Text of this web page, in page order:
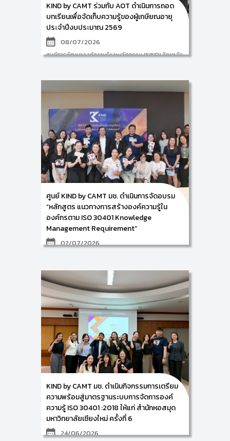
KIND by CAMT ร่วมกับ AOT ดำเนินการถอด
บทเรียนเพื่อจัดเก็บความรู้ของผู้เกษียณอายุ
ประจำปีงบประมาณ 2569
08/07/2026
ศูนย์การพัฒนาองค์ความรู้และนวัตกรรม (KIND) วิทยาลัย
คณบดี ด้านการพัฒนาองค์ความรู้ และการจัดการ
นวัตกรรม/หัวหน้าศูนย์ KIND ได้ดำเนินโครงการถอดบท
เรียนและจัดทำสื่อการถ่ายโอนและการจัดเก็บความรู้ของผู้
อากาศยานไทย จำกัด (มหาชน) (AOT) ในระหว่างวันที่ 7-8
กรกฎาคม พ.ศ. 2569 ณ ท่าอากาศยานนานาชาติภูเก็ต
การดำเนินงานในครั้งนี้ ได้มีการสัมภาษณ์และถ่ายทำวิดีโอ
เพื่อถอดบทเรียนองค์ความรู้เชิงลึกจาก นายมนต์ชัย ตะ
โหนด ผู้อำนวยการท่าอากาศยานภูเก็ต และ นายทวนชัย ตัน
สุริยวงศ์ รองผู้อำนวยการท่าอากาศยานภูเก็ต โดยมี
วัตถุประสงค์เพื่อสกัดประสบการณ์การบริหารงานจริง
ทักษะการคิดตัดสินใจ ตลอดจนแนวคิดการบริหารจัดการ
องค์กรในมิติต่าง ๆ นำมาจัดทำเป็นคลังข้อมูลและผลิตสื่อ
วิดีโอการเรียนรู้ที่มีความสมบูรณ์ สำหรับใช้เป็นเครื่องมือ
สำคัญในการถ่ายทอดและส่งต่อแนวปฏิบัติที่ดี (Best
Practices) ให้แก่พนักงานและบุคลากรรุ่นหลังของ บริษัท
ท่าอากาศยานไทย จำกัด (มหาชน) ต่อไป
ศูนย์ KIND by CAMT มช. ดำเนินการจัดอบรม
“หลักสูตร แนวทางการสร้างองค์ความรู้ใน
องค์กรตาม ISO 30401 Knowledge
Management Requirement”
02/07/2026
สื่อ และเทคโนโลยี มหาวิทยาลัยเชียงใหม่ นำโดย ผู้ช่วย
ศาสตราจารย์ ดร.อัจฉรา คำอักษร ผู้ปฏิบัติหน้าที่ช่วย
คณบดีด้านการพัฒนาองค์ความรู้และนวัตกรรม และ
หัวหน้าศูนย์ KIND ร่วมกับ บริษัท บีเอสไอ กรุ๊ป
(ประเทศไทย) จำกัด (BSI Group (Thailand) Co., Ltd.)
ดำเนินการจัดโครงการอบรม “หลักสูตรแนวทางการสร้าง
องค์ความรู้ในองค์กรตาม ISO 30401 Knowledge
Management Requirement” ให้แก่กลุ่มผู้บริหาร
บุคลากร และบุคคลทั่วไปที่สนใจ
การจัดอบรมในครั้งนี้มีวัตถุประสงค์เพื่อพัฒนาทักษะ เสริม
สร้างความรู้ความเข้าใจ ตลอดจนวางรากฐานด้านการ
บริหารจัดการและการสร้างองค์ความรู้ภายในองค์กรอย่าง
มีประสิทธิภาพ โดยได้รับเกียรติจาก คุณกิตติพงษ์
เกียรตินิยมรุ่ง Product Technical Manager จาก บริษัท
บีเอสไอ กรุ๊ป (ประเทศไทย) จำกัด ซึ่งเป็นผู้เชี่ยวชาญระดับ
แนวหน้าของประเทศไทยด้านระบบมาตรฐานสากล มาร่วม
เป็นวิทยากรถ่ายทอดความรู้ มอบเทคนิคเชิงลึก และแบ่งปัน
ประสบการณ์ตรงอย่างเอ็กซ์คลูซีฟ
ทั้งนี้ กิจกรรมดังกล่าวได้รับความสนใจอย่างล้นหลาม โดย
มีผู้เข้าร่วมรับฟังและแลกเปลี่ยนเรียนรู้กว่า 30 คน เมื่อวัน
พฤหัสบดีที่ 2 กรกฎาคม 2569 ณ ห้อง B304+306 ชั้น 3
KIND by CAMT มช. ดำเนินกิจกรรมการเตรียม
ความพร้อมสู่มาตรฐานระบบการจัดการองค์
ความรู้ ISO 30401 :2018 ให้แก่ สำนักหอสมุด
มหาวิทยาลัยเชียงใหม่ ครั้งที่ 6
24/06/2026